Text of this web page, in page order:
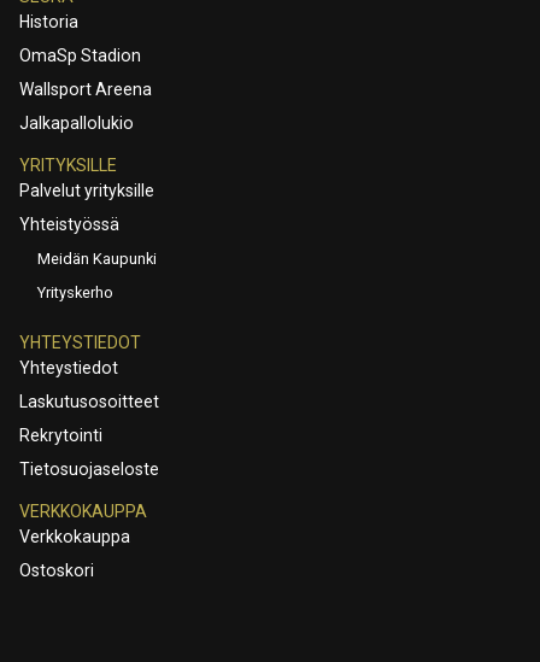
Historia
OmaSp Stadion
Wallsport Areena
Jalkapallolukio
YRITYKSILLE
Palvelut yrityksille
Yhteistyössä
Meidän Kaupunki
Yrityskerho
YHTEYSTIEDOT
Yhteystiedot
Laskutusosoitteet
Rekrytointi
Tietosuojaseloste
VERKKOKAUPPA
Verkkokauppa
Ostoskori